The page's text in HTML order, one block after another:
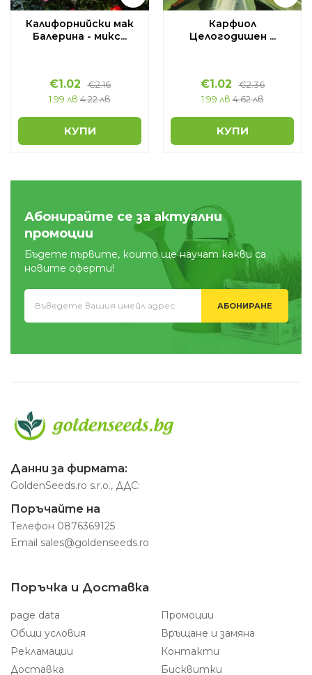
Калифорнийски мак
Балерина - микс...
€1.02 €2.16
1.99 лв 4.22 лв
КУПИ
Карфиол
Целогодишен ...
€1.02 €2.36
1.99 лв 4.62 лв
КУПИ
Абонирайте се за актуални
промоции
Бъдете първите, които ще научат какви са
новите оферти!
АБОНИРАНЕ
Данни за фирмата:
GoldenSeeds.ro s.r.o., ДДС:
Поръчайте на
Телефон 0876369125
Email sales@goldenseeds.ro
Поръчка и Доставка
page data
Промоции
Общи условия
Връщане и замяна
Рекламации
Контакти
Доставка
Бисквитки